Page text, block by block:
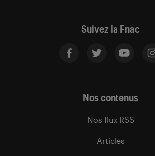
Suivez la Fnac
Nos contenus
Nos flux RSS
Articles